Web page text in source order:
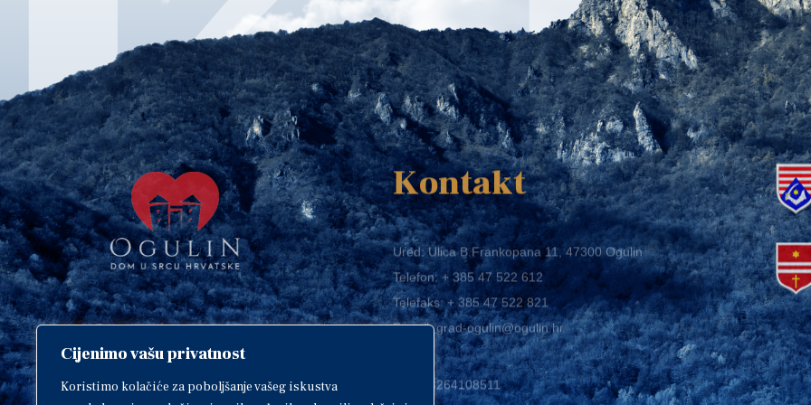
Cijenimo vašu privatnost
Koristimo kolačiće za poboljšanje vašeg iskustva
Copyright © 2018. Grad Ogulin,
sva prava pridržana.
Kontakt
Ured: Ulica B.Frankopana 11, 47300 Ogulin
Telefon:+ 385 47 522 612
Telefaks:+ 385 47 522 821
E-mail:grad-ogulin@ogulin.hr
OIB: 58264108511
IBAN: HR1424020061829700009